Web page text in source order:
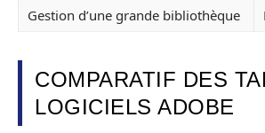
Gestion d’une grande bibliothèque
COMPARATIF DES
LOGICIELS ADOBE